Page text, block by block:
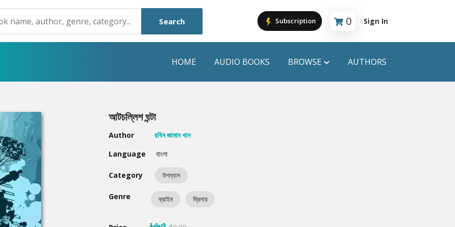
Search Subscription 0
Cart is empty
Sign In
HOME AUDIO BOOKS BROWSE
Humayun Ahmed
Mouri Morium
Hot & New
AUTHORS
আটচল্লিশ ঘন্টা
Author
রবিন জামান খান
Language
বাংলা
Category উপন্যাস
Genre ক্রাইম থ্রিলার